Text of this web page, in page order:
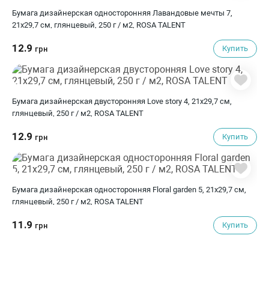
Бумага дизайнерская односторонняя Лавандовые мечты 7,
21х29,7 см, глянцевый, 250 г / м2, ROSA TALENT
12.9 грн Купить
Бумага дизайнерская двусторонняя Love story 4, 21х29,7 см,
глянцевый, 250 г / м2, ROSA TALENT
12.9 грн Купить
Бумага дизайнерская односторонняя Floral garden 5, 21х29,7 см,
глянцевый, 250 г / м2, ROSA TALENT
11.9 грн Купить